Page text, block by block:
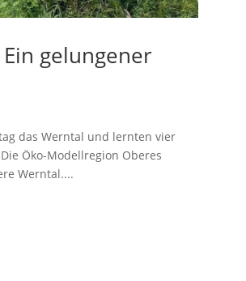
gelungener
das Werntal und lernten vier
Öko-Modellregion Oberes
Werntal....